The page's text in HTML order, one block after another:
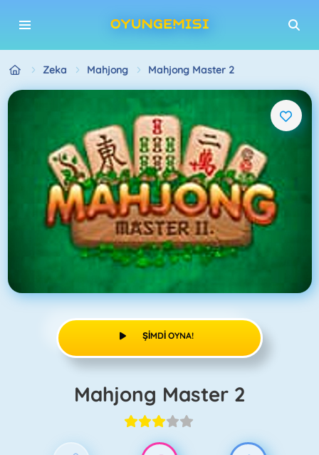
Zeka Mahjong Mahjong Master 2
ŞIMDI OYNA!
Mahjong Master 2